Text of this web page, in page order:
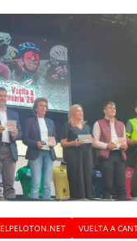
ELPELOTON.NET VUELTA A